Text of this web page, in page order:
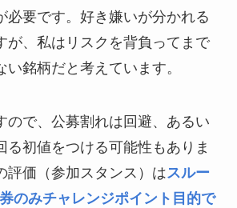
必要です。好き嫌いが分かれる
が、私はリスクを背負ってまで
銘柄だと考えています。
ので、公募割れは回避、あるい
る初値をつける可能性もありま
評価（参加スタンス）はスルー
のみチャレンジポイント目的で